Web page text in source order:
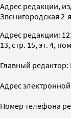
Адрес редакции,
Звенигородская 2-
Адрес редакции:
13, стр. 15, эт. 4,
Главный
Адрес
Номер телефона